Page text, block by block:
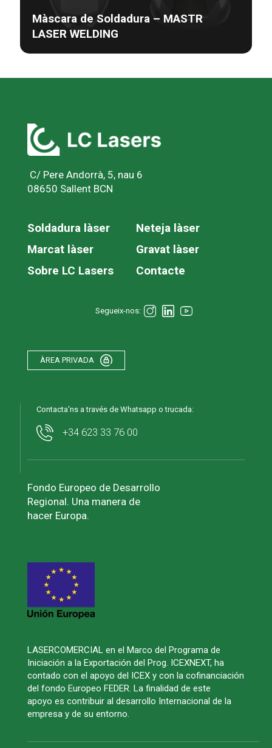
Màscara de Soldadura – MASTR
LASER WELDING
C/ Pere Andorrà, 5, nau 6
08650 Sallent BCN
Soldadura làser
Neteja làser
Marcat làser
Gravat làser
Sobre LC Lasers
Contacte
Segueix-nos:
ÀREA PRIVADA
Contacta'ns a través de Whatsapp o trucada:
+34 623 33 76 00
Fondo Europeo de Desarrollo
Regional. Una manera de
hacer Europa.
LASERCOMERCIAL en el Marco del Programa de
Iniciación a la Exportación del Prog. ICEXNEXT, ha
contado con el apoyo del ICEX y con la cofinanciación
del fondo Europeo FEDER. La finalidad de este
apoyo es contribuir al desarrollo Internacional de la
empresa y de su entorno.